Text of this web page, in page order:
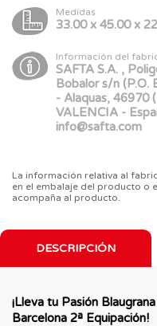
Medidas
33.00 x 45.00 x
Información del
SAFTA S.A. ,
Bobalor s/n (P.O.
- Alaquas, 46970 (
VALENCIA -
info@safta.com
La información relativa al
en el embalaje del producto o
acompaña al producto.
DESCRIPCIÓN
¡Lleva tu Pasión
Barcelona 2ª Equipación!